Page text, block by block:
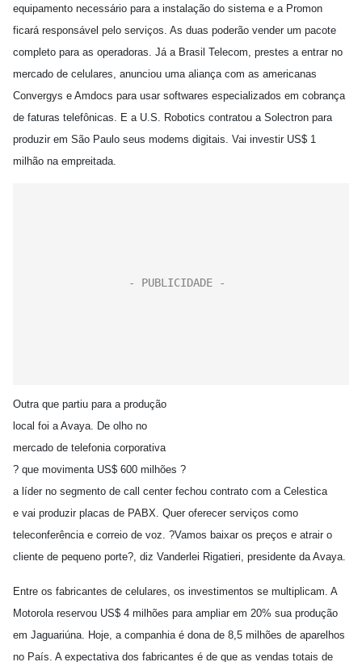
equipamento necessário para a instalação do sistema e a Promon
ficará responsável pelo serviços. As duas poderão vender um pacote
completo para as operadoras. Já a Brasil Telecom, prestes a entrar no
mercado de celulares, anunciou uma aliança com as americanas
Convergys e Amdocs para usar softwares especializados em cobrança
de faturas telefônicas. E a U.S. Robotics contratou a Solectron para
produzir em São Paulo seus modems digitais. Vai investir US$ 1
milhão na empreitada.
Outra que partiu para a produção
local foi a Avaya. De olho no
mercado de telefonia corporativa
? que movimenta US$ 600 milhões ?
a líder no segmento de call center fechou contrato com a Celestica
e vai produzir placas de PABX. Quer oferecer serviços como
teleconferência e correio de voz. ?Vamos baixar os preços e atrair o
cliente de pequeno porte?, diz Vanderlei Rigatieri, presidente da Avaya.
Entre os fabricantes de celulares, os investimentos se multiplicam. A
Motorola reservou US$ 4 milhões para ampliar em 20% sua produção
em Jaguariúna. Hoje, a companhia é dona de 8,5 milhões de aparelhos
no País. A expectativa dos fabricantes é de que as vendas totais de